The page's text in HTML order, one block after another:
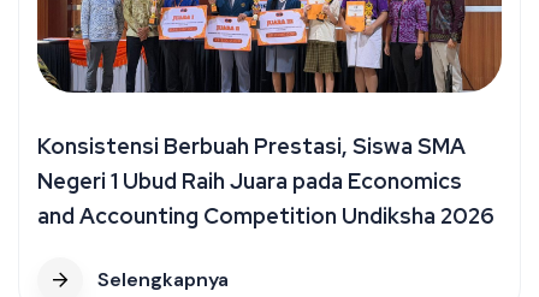
Konsistensi Berbuah Prestasi, Siswa SMA
Negeri 1 Ubud Raih Juara pada Economics
and Accounting Competition Undiksha 2026
Selengkapnya